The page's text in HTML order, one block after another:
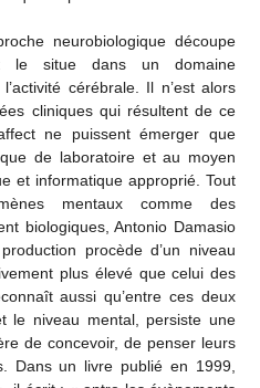
neurobiologique découpe
le situe dans un domaine
cérébrale. Il n’est alors
cliniques qui résultent de ce
ne puissent émerger que
de laboratoire et au moyen
et informatique approprié. Tout
mentaux comme des
biologiques, Antonio Damasio
procède d’un niveau
plus élevé que celui des
aussi qu’entre ces deux
le niveau mental, persiste une
de concevoir, de penser leurs
Dans un livre publié en 1999,